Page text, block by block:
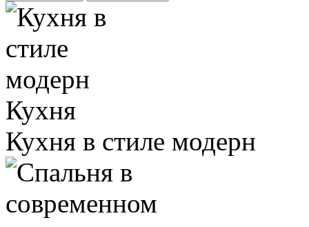
Кухня
Кухня в стиле модерн